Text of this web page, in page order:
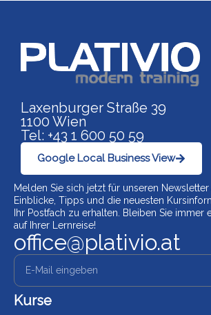
Laxenburger Straße 39
1100 Wien
Tel: +43 1 600 50 59
Google Local Business View
Melden Sie sich jetzt für unseren
Einblicke, Tipps und die neuesten
Ihr Postfach zu erhalten. Bleiben Sie immer
auf Ihrer Lernreise!
office@plativio.at
Kurse